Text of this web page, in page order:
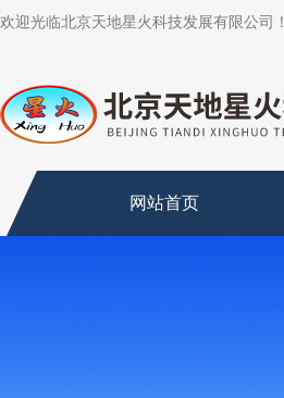
欢迎光临北京天地星火科技发展有限公司！
网站首页